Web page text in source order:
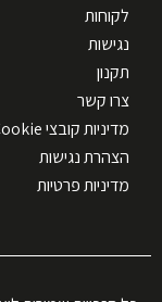
לקוחות
נגישות
תקנון
צרו קשר
מדיניות קובצי Cookie
הצהרת נגישות
מדיניות פרטיות